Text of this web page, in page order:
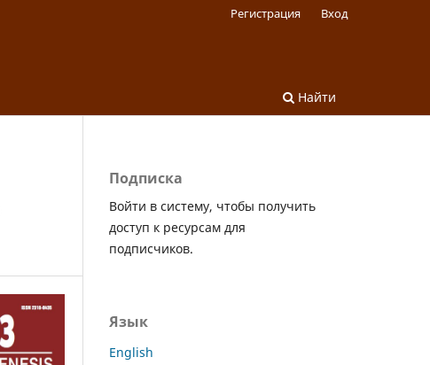
Найти
Регистрация Вход
Подписка
Войти в систему, чтобы получить
доступ к ресурсам для
подписчиков.
Язык
English